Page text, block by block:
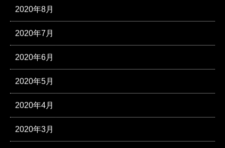
2020年8月
2020年7月
2020年6月
2020年5月
2020年4月
2020年3月